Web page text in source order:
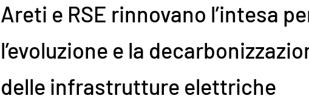
Areti e RSE rinnovano l’intesa
l’evoluzione e la
delle infrastrutture elettriche